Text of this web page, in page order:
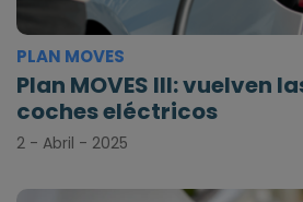
PLAN MOVES
Plan MOVES III: vuelven
coches eléctricos
2 - Abril - 2025